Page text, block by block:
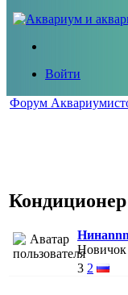
Войти
Форум
Нинаnnn
Новичок
3 2